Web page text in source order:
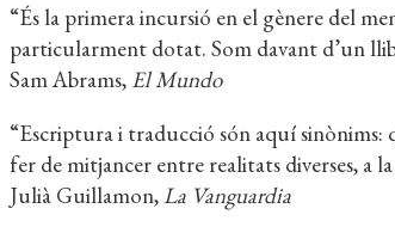
“És la primera incursió en el gènere del
particularment dotat. Som davant d’un
Sam Abrams, El Mundo
“Escriptura i traducció són aquí
fer de mitjancer entre realitats diverses, a
Julià Guillamon,La Vanguardia